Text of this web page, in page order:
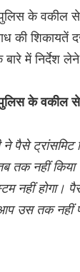
के वकील
की शिकायतें
में निर्देश
के वकील
ने पैसे
तक नहीं
नहीं होगा।
उस तक नहीं